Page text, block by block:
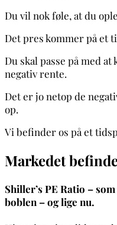
Du vil nok føle, at du
Det pres kommer på et
Du skal passe på med
negativ rente.
Det er jo netop de
op.
Vi befinder os på et
Markedet
Shiller’s PE Ratio –
boblen – og lige nu.